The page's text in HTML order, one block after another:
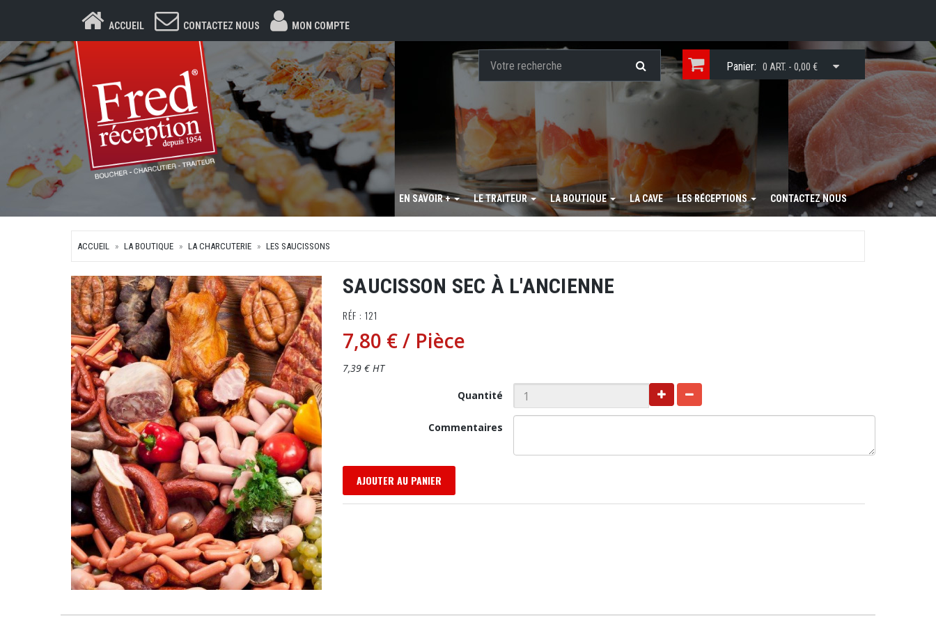
ACCUEIL CONTACTEZ NOUS MON COMPTE
Panier: 0 ART. - 0,00 €
EN SAVOIR + LE TRAITEUR LA BOUTIQUE LA CAVE LES RÉCEPTIONS CONTACTEZ NOUS
ACCUEIL LA BOUTIQUE LA CHARCUTERIE LES SAUCISSONS
SAUCISSON SEC À L'ANCIENNE
RÉF : 121
7,80 €/ Pièce
7,39 € HT
Quantité
Commentaires
AJOUTER AU PANIER